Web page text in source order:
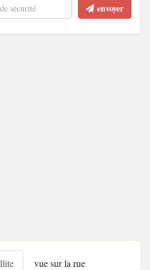
envoyer
vue sur la rue